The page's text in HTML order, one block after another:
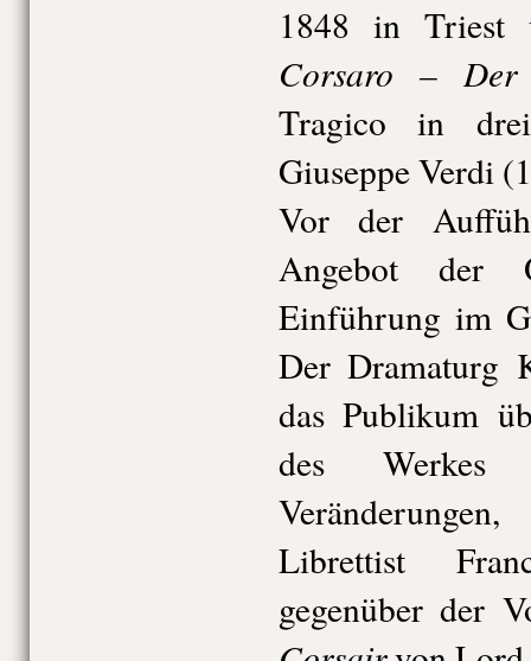
1848 in Triest
Corsaro –
Tragico in
Giuseppe Verdi
Vor der
Angebot der
Einführung im
Der Dramaturg
das Publikum
des
Librettist
gegenüber der